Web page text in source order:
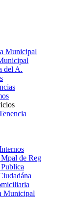
Municipal
del A.
de Reg
Municipal